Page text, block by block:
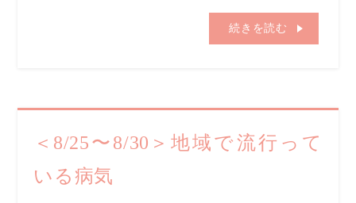
続きを読む
＜8/25〜8/30＞地域で流行って
いる病気